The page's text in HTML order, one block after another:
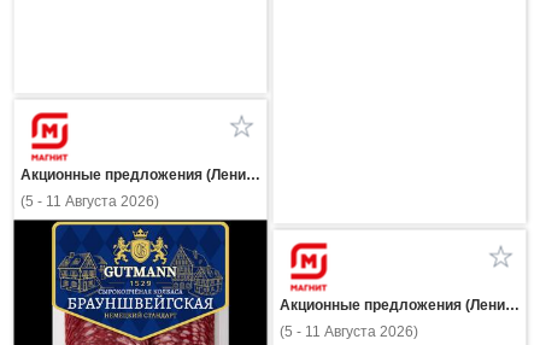
Акционные предложения (Ленинградская область)
(5 - 11 Августа 2026)
Акционные предложения (Ленинградская область)
(5 - 11 Августа 2026)